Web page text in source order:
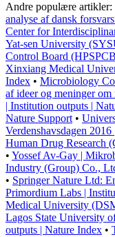
Andre populære artikler:
analyse af dansk
Center for
Yat-sen University
Control Board
Xinxiang Medical
Index • Microbiology
af ideer og meninger
| Institution outputs |
Nature Support •
Verdenshavsdagen
Human Drug Research
• Yossef Av-Gay |
Industry (Group) Co.,
• Springer Nature Ltd:
Primordium Labs |
Medical University
Lagos State University
outputs | Nature Index •